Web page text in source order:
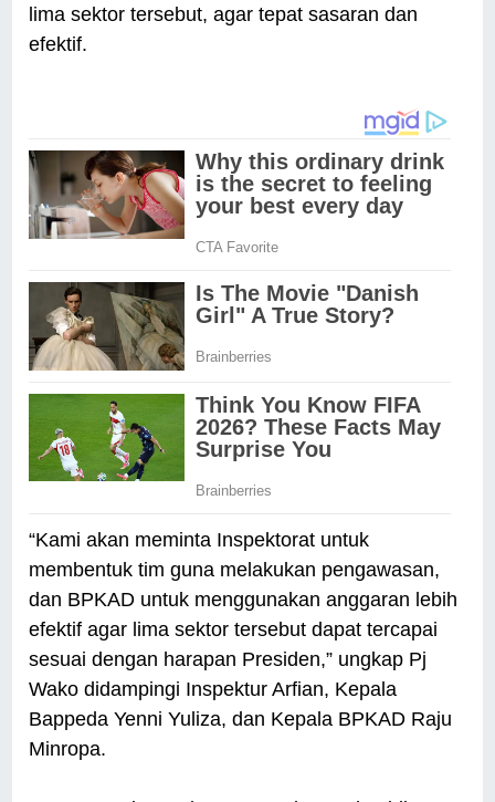
lima sektor tersebut, agar tepat sasaran dan
efektif.
“Kami akan meminta Inspektorat untuk
membentuk tim guna melakukan pengawasan,
dan BPKAD untuk menggunakan anggaran lebih
efektif agar lima sektor tersebut dapat tercapai
sesuai dengan harapan Presiden,” ungkap Pj
Wako didampingi Inspektur Arfian, Kepala
Bappeda Yenni Yuliza, dan Kepala BPKAD Raju
Minropa.